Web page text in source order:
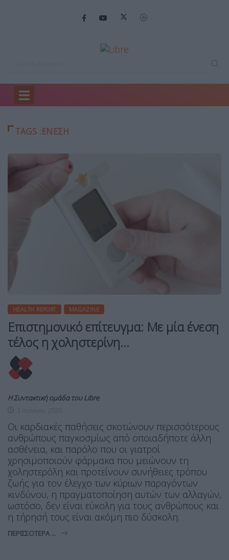
Home
TAGS :ΕΝΕΣΗ
HEALTH REPORT MAGAZINE
Επιστημονικό επίτευγμα: Με μία ένεση
τέλος η χοληστερίνη…
Η Συντακτική ομάδα του Libre
Οι καρδιακές παθήσεις σκοτώνουν περισσότερους
ανθρώπους παγκοσμίως από οποιαδήποτε άλλη
ασθένεια, και παρόλο που οι γιατροί
χρησιμοποιούν φάρμακα που μειώνουν τη
χοληστερόλη και προτείνουν συνήθειες τρόπου
ζωής για τον έλεγχο των κύριων παραγόντων
κινδύνου, η πραγματοποίηση αυτών των αλλαγών,
ωστόσο, δεν είναι εύκολη για τους ανθρώπους και
η τήρησή τους είναι ακόμη πιο δύσκολη.
ΠΕΡΙΣΣΌΤΕΡΑ ...